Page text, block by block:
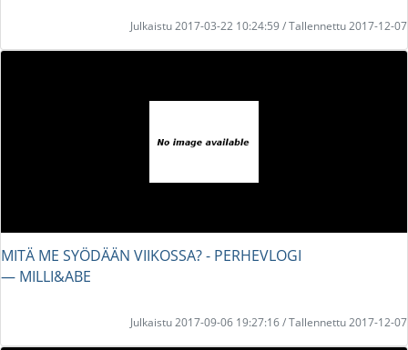
Julkaistu 2017-03-22 10:24:59 / Tallennettu 2017-12-07
MITÄ ME SYÖDÄÄN VIIKOSSA? - PERHEVLOGI
― MILLI&ABE
Julkaistu 2017-09-06 19:27:16 / Tallennettu 2017-12-07